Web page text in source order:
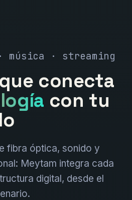
música · streaming
conecta
con tu
fibra óptica, sonido y
Meytam integra cada
digital, desde el